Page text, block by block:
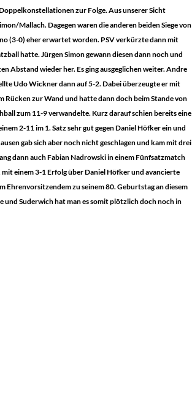
zur Folge. Aus unserer Sicht
Mallach. Dagegen waren die anderen beiden Siege von
(3-0) eher erwartet worden. PSV verkürzte dann mit
hatte. Jürgen Simon gewann diesen dann noch und
Abstand wieder her. Es ging ausgeglichen weiter. Andre
Udo Wickner dann auf 5-2. Dabei überzeugte er mit
Rücken zur Wand und hatte dann doch beim Stande von
zum 11-9 verwandelte. Kurz darauf schien bereits eine
2-11 im 1. Satz sehr gut gegen Daniel Höfker ein und
gab sich aber noch nicht geschlagen und kam mit drei
dann auch Fabian Nadrowski in einem Fünfsatzmatch
einem 3-1 Erfolg über Daniel Höfker und avancierte
Ehrenvorsitzendem zu seinem 80. Geburtstag an diesem
und Suderwich hat man es somit plötzlich doch noch in